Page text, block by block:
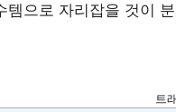
템으로 자리잡을 것이
트